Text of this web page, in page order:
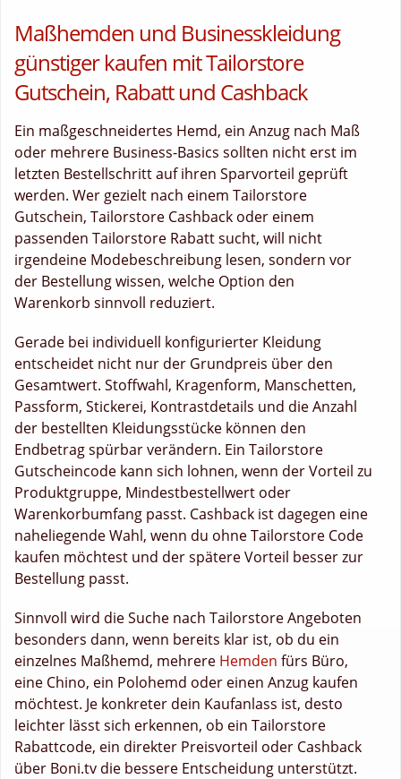
Maßhemden und Businesskleidung
günstiger kaufen mit Tailorstore
Gutschein, Rabatt und Cashback
Ein maßgeschneidertes Hemd, ein Anzug nach Maß
oder mehrere Business-Basics sollten nicht erst im
letzten Bestellschritt auf ihren Sparvorteil geprüft
werden. Wer gezielt nach einem Tailorstore
Gutschein, Tailorstore Cashback oder einem
passenden Tailorstore Rabatt sucht, will nicht
irgendeine Modebeschreibung lesen, sondern vor
der Bestellung wissen, welche Option den
Warenkorb sinnvoll reduziert.
Gerade bei individuell konfigurierter Kleidung
entscheidet nicht nur der Grundpreis über den
Gesamtwert. Stoffwahl, Kragenform, Manschetten,
Passform, Stickerei, Kontrastdetails und die Anzahl
der bestellten Kleidungsstücke können den
Endbetrag spürbar verändern. Ein Tailorstore
Gutscheincode kann sich lohnen, wenn der Vorteil zu
Produktgruppe, Mindestbestellwert oder
Warenkorbumfang passt. Cashback ist dagegen eine
naheliegende Wahl, wenn du ohne Tailorstore Code
kaufen möchtest und der spätere Vorteil besser zur
Bestellung passt.
Sinnvoll wird die Suche nach Tailorstore Angeboten
besonders dann, wenn bereits klar ist, ob du ein
einzelnes Maßhemd, mehrere Hemden fürs Büro,
eine Chino, ein Polohemd oder einen Anzug kaufen
möchtest. Je konkreter dein Kaufanlass ist, desto
leichter lässt sich erkennen, ob ein Tailorstore
Rabattcode, ein direkter Preisvorteil oder Cashback
über Boni.tv die bessere Entscheidung unterstützt.